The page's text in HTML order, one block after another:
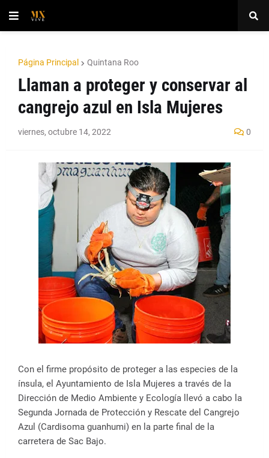
Página Principal Quintana Roo
Llaman a proteger y conservar al
cangrejo azul en Isla Mujeres
viernes, octubre 14, 2022 0
Con el firme propósito de proteger a las especies de la
ínsula, el Ayuntamiento de Isla Mujeres a través de la
Dirección de Medio Ambiente y Ecología llevó a cabo la
Segunda Jornada de Protección y Rescate del Cangrejo
Azul (Cardisoma guanhumi) en la parte final de la
carretera de Sac Bajo.